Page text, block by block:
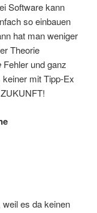
Software kann
so einbauen
hat man weniger
Theorie
Fehler und ganz
mit Tipp-Ex
es da keinen